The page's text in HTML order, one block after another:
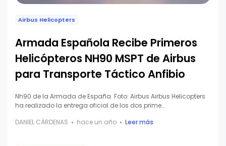
Airbus Helicopters
Armada Española Recibe Primeros
Helicópteros NH90 MSPT de Airbus
para Transporte Táctico Anfibio
Nh90 de la Armada de España. Foto: Airbus Airbus Helicopters
ha realizado la entrega oficial de los dos prime…
DANIEL CÁRDENAS
hace un año Leer más